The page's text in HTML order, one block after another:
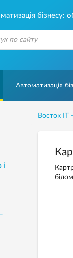
бізнесу:
Автоматизація
Восток IT
і